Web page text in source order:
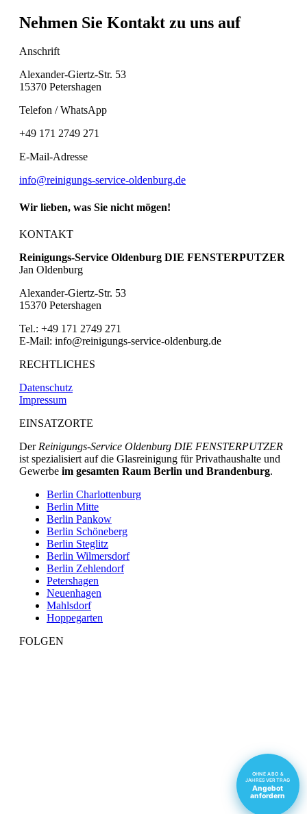
Nehmen Sie Kontakt zu uns auf
Anschrift
Alexander-Giertz-Str. 53
15370 Petershagen
Telefon / WhatsApp
+49 171 2749 271
E-Mail-Adresse
info@reinigungs-service-oldenburg.de
Wir lieben, was Sie nicht mögen!
KONTAKT
Reinigungs-Service Oldenburg DIE FENSTERPUTZER
Jan Oldenburg
Alexander-Giertz-Str. 53
15370 Petershagen
Tel.: +49 171 2749 271
E-Mail: info@reinigungs-service-oldenburg.de
RECHTLICHES
Datenschutz
Impressum
EINSATZORTE
Der Reinigungs-Service Oldenburg DIE FENSTERPUTZER
ist spezialisiert auf die Glasreinigung für Privathaushalte und
Gewerbe im gesamten Raum Berlin und Brandenburg.
Berlin Charlottenburg
Berlin Mitte
Berlin Pankow
Berlin Schöneberg
Berlin Steglitz
Berlin Wilmersdorf
Berlin Zehlendorf
Petershagen
Neuenhagen
Mahlsdorf
Hoppegarten
FOLGEN
OHNE ABO &
JAHRESVERTRAG
Angebot
anfordern
Kundenbewertungen und Erfahrungen zu
Reinigungs-Service Oldenburg Inh. Jan Oldenburg